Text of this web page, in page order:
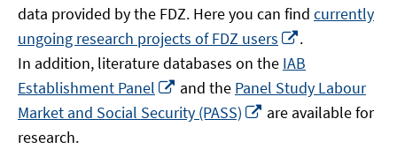
data provided by the FDZ. Here you can find currently
ungoing research projects of FDZ users
neuem
Fenster
öffnen
.
In addition, literature databases on the IAB
Establishment Panel
In
neuem
Fenster
and the Panel Study Labour
Market and Social Security (PASS)
In
are available for
research.